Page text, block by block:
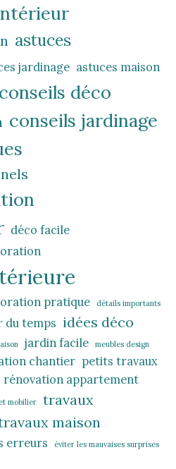
astuces
jardinage astuces maison
conseils déco
conseils jardinage
déco facile
pratique détails importants
du temps idées déco
jardin facile
meubles design
chantier petits travaux
rénovation appartement
mobilier travaux
maison
erreurs éviter les mauvaises surprises